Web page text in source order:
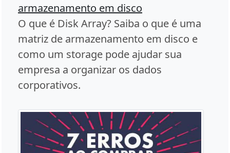
armazenamento em disco
O que é Disk Array? Saiba o que é uma
matriz de armazenamento em disco e
como um storage pode ajudar sua
empresa a organizar os dados
corporativos.